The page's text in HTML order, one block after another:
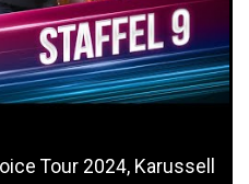
Tour 2024, Karussell